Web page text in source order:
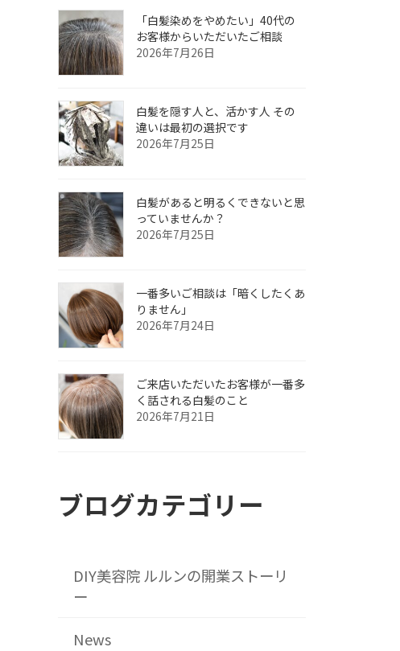
「白髪染めをやめたい」40代の
お客様からいただいたご相談
2026年7月26日
白髪を隠す人と、活かす人 その
違いは最初の選択です
2026年7月25日
白髪があると明るくできないと思
っていませんか？
2026年7月25日
一番多いご相談は「暗くしたくあ
りません」
2026年7月24日
ご来店いただいたお客様が一番多
く話される白髪のこと
2026年7月21日
ブログカテゴリー
DIY美容院 ルルンの開業ストーリ
ー
News